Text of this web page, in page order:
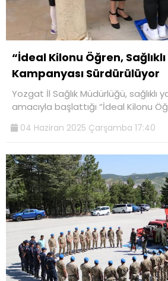
“İdeal Kilonu Öğren,
Kampanyası Sürdürülüyor
Yozgat İl Sağlık Müdürlüğü, sağlıklı
amacıyla başlattığı “İdeal Kilonu
04 Haziran 2025 Çarşamba 17:40